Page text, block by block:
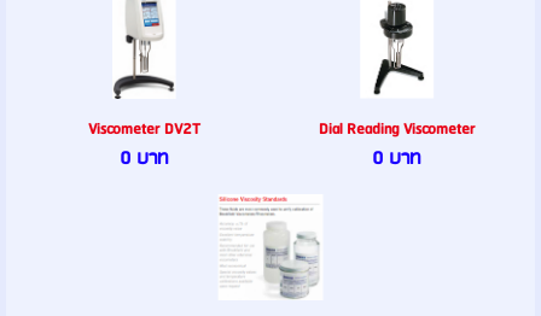
Viscometer DV2T
0 บาท
Dial Reading Viscometer
0 บาท